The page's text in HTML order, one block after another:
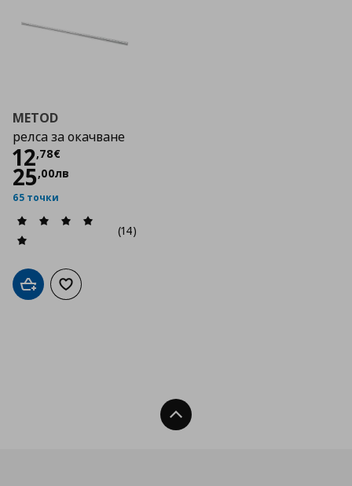
METOD
релса за окачване
12,78€
Цена
25,00лв
65 точки
(14)
Добави в кошницата
Добави към списъка с любими
Нагоре